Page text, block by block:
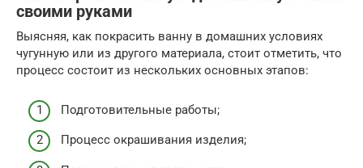
своими руками
Выясняя, как покрасить ванну в домашних условиях
чугунную или из другого материала, стоит отметить, что
процесс состоит из нескольких основных этапов:
Подготовительные работы;
Процесс окрашивания изделия;